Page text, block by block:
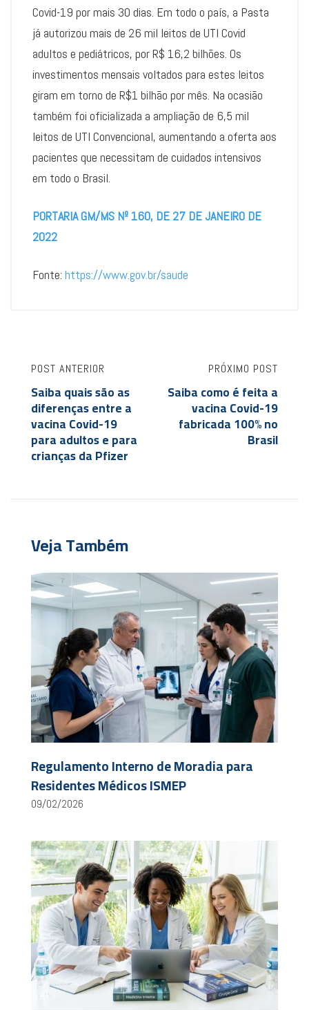
Covid-19 por mais 30 dias. Em todo o país, a Pasta
já autorizou mais de 26 mil leitos de UTI Covid
adultos e pediátricos, por R$ 16,2 bilhões. Os
investimentos mensais voltados para estes leitos
giram em torno de R$1 bilhão por mês. Na ocasião
também foi oficializada a ampliação de 6,5 mil
leitos de UTI Convencional, aumentando a oferta aos
pacientes que necessitam de cuidados intensivos
em todo o Brasil.
PORTARIA GM/MS Nº 160, DE 27 DE JANEIRO DE
2022
Fonte: https://www.gov.br/saude
POST ANTERIOR
Saiba quais são as
diferenças entre a
vacina Covid-19
para adultos e para
crianças da Pfizer
PRÓXIMO POST
Saiba como é feita a
vacina Covid-19
fabricada 100% no
Brasil
Veja Também
Regulamento Interno de Moradia para
Residentes Médicos ISMEP
09/02/2026